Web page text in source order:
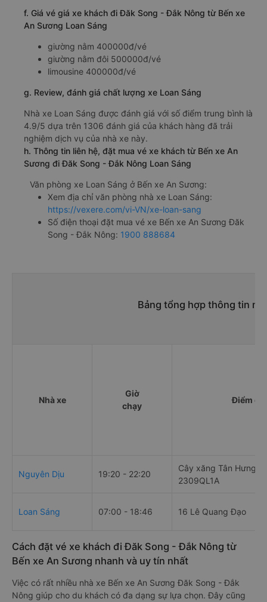
f. Giá vé giá xe khách đi Đăk Song - Đắk Nông từ Bến xe
An Sương Loan Sáng
giường nằm 400000đ/vé
giường nằm đôi 500000đ/vé
limousine 400000đ/vé
g. Review, đánh giá chất lượng xe Loan Sáng
Nhà xe Loan Sáng được đánh giá với số điểm trung bình là
4.9/5 dựa trên 1306 đánh giá của khách hàng đã trải
nghiệm dịch vụ của nhà xe này.
h. Thông tin liên hệ, đặt mua vé xe khách từ Bến xe An
Sương đi Đăk Song - Đắk Nông Loan Sáng
Văn phòng xe Loan Sáng ở Bến xe An Sương:
Xem địa chỉ văn phòng nhà xe Loan Sáng:
https://vexere.com/vi-VN/xe-loan-sang
Số điện thoại đặt mua vé xe Bến xe An Sương Đăk
Song - Đắk Nông: 1900 888684
Bảng tổng hợp thông tin
Nhà xe
Giờ
chạy
Điểm đi
Nguyên Dịu 19:20 - 22:20
Cây xăng Tân Hưng
2309QL1A
Loan Sáng 07:00 - 18:46 16 Lê Quang Đạo
Cách đặt vé xe khách đi Đăk Song - Đắk Nông từ
Bến xe An Sương nhanh và uy tín nhất
Việc có rất nhiều nhà xe Bến xe An Sương Đăk Song - Đắk
Nông giúp cho du khách có đa dạng sự lựa chọn. Đây cũng